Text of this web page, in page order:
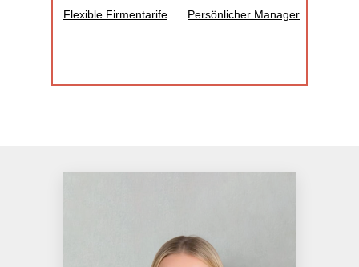
Persönlicher Manager
Flexible Firmentarife